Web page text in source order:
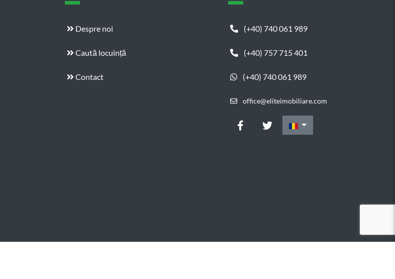
Despre noi
Caută locuință
Contact
(+40) 740 061 989
(+40) 757 715 401
(+40) 740 061 989
office@eliteimobiliare.com